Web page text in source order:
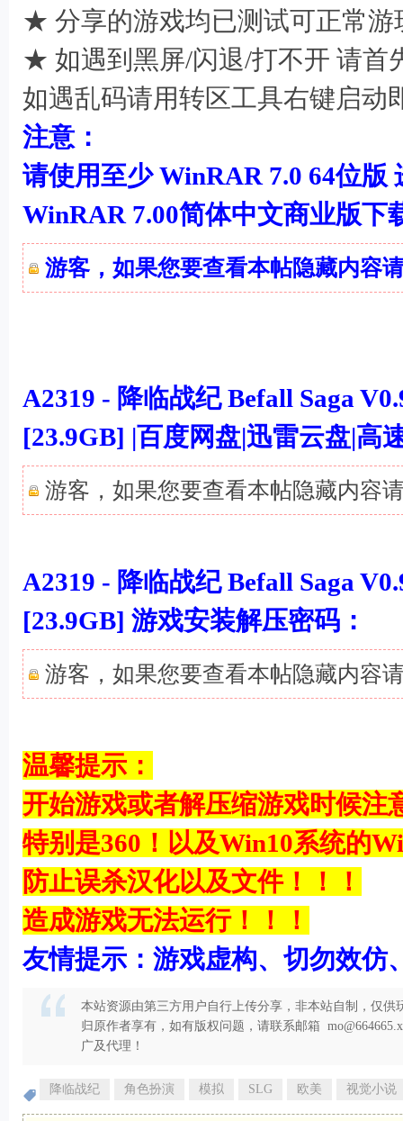
★ 分享的游戏均已测试可正常游
★ 如遇到黑屏/闪退/打不开 请首
如遇乱码请用转区工具右键启动
注意：
请使用至少 WinRAR 7.0 64位版
WinRAR 7.00简体中文商业版下
游客，如果您要查看本帖隐藏内容
A2319 - 降临战纪 Befall Saga
[23.9GB] |百度网盘|迅雷云盘|高
游客，如果您要查看本帖隐藏内容
A2319 - 降临战纪 Befall Saga
[23.9GB] 游戏安装解压密码：
游客，如果您要查看本帖隐藏内容
温馨提示：
开始游戏或者解压缩游戏时候注
特别是360！以及Win10系统的
防止误杀汉化以及文件！！！
造成游戏无法运行！！！
友情提示：游戏虚构、切勿效仿
本站资源由第三方用户自行上传分享，非本站自制，仅
归原作者享有，如有版权问题，请联系邮箱
广及代理！
降临战纪 角色扮演 模拟 SLG 欧美 视觉小说